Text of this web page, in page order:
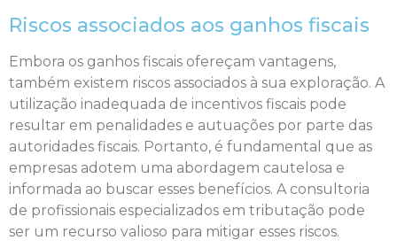
Riscos associados aos ganhos fiscais
Embora os ganhos fiscais ofereçam vantagens,
também existem riscos associados à sua exploração. A
utilização inadequada de incentivos fiscais pode
resultar em penalidades e autuações por parte das
autoridades fiscais. Portanto, é fundamental que as
empresas adotem uma abordagem cautelosa e
informada ao buscar esses benefícios. A consultoria
de profissionais especializados em tributação pode
ser um recurso valioso para mitigar esses riscos.